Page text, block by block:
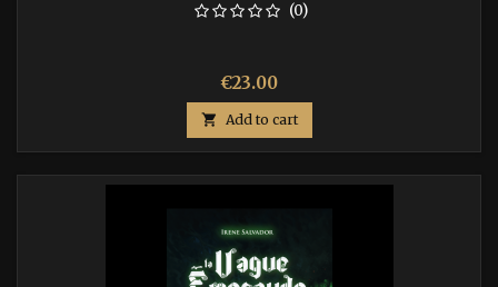
(0)
Price
€23.00
 Add to cart